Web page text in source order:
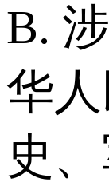
B.
华
史